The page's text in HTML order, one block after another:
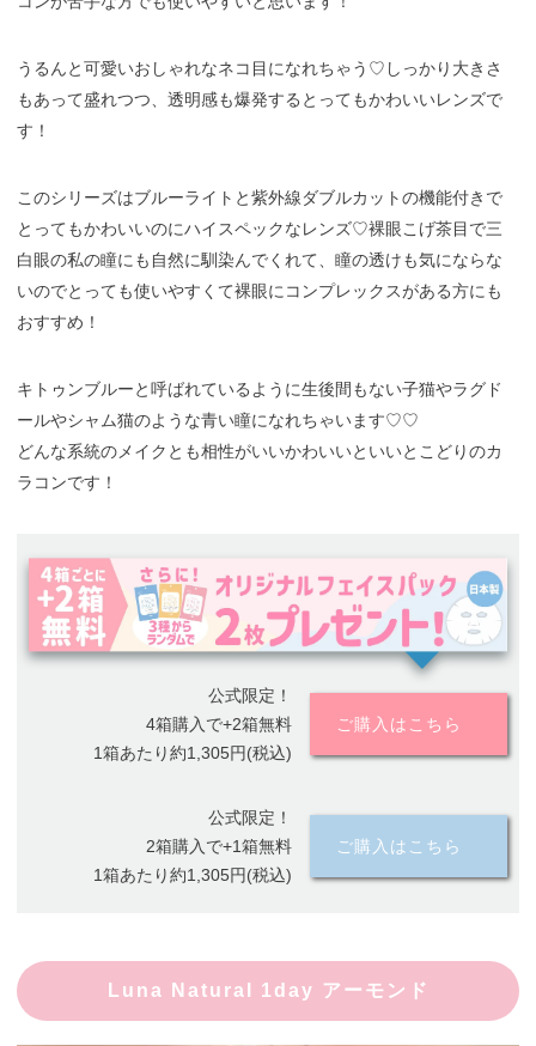
うるんと可愛いおしゃれなネコ目になれちゃう♡しっかり大きさ
もあって盛れつつ、透明感も爆発するとってもかわいいレンズで
す！
このシリーズはブルーライトと紫外線ダブルカットの機能付きで
とってもかわいいのにハイスペックなレンズ♡裸眼こげ茶目で三
白眼の私の瞳にも自然に馴染んでくれて、瞳の透けも気にならな
いのでとっても使いやすくて裸眼にコンプレックスがある方にも
おすすめ！
キトゥンブルーと呼ばれているように生後間もない子猫やラグド
ールやシャム猫のような青い瞳になれちゃいます♡♡
どんな系統のメイクとも相性がいいかわいいといいとこどりのカ
ラコンです！
公式限定！
4箱購入で+2箱無料
1箱あたり約1,305円(税込)
ご購入はこちら
公式限定！
2箱購入で+1箱無料
1箱あたり約1,305円(税込)
ご購入はこちら
Luna Natural 1day アーモンド